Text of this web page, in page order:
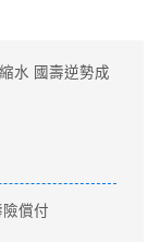
水 國壽逆勢成
償付